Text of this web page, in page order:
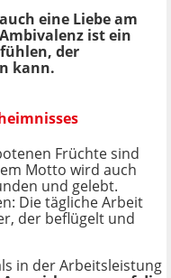
eine Liebe am
ist ein
der
kann.
Früchte sind
Motto wird auch
und gelebt.
Die tägliche Arbeit
der beflügelt und
in der Arbeitsleistung